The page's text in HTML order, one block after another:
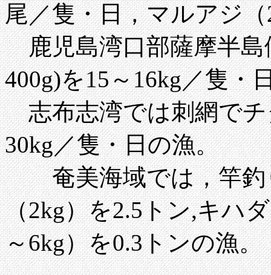
尾／隻・日，マルアジ
鹿児島湾口部薩摩半島
400g)を15～16kg／隻・
志布志湾では刺網でチ
30kg／隻・日の漁。
奄美海域では，竿釣
（2kg）を2.5トン,キハ
～6kg）を0.3トンの漁。